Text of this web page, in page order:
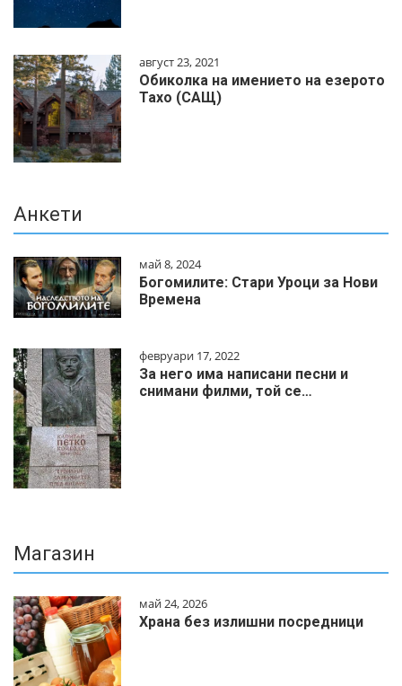
август 23, 2021
Обиколка на имението на езерото
Тахо (САЩ)
Анкети
май 8, 2024
Богомилите: Стари Уроци за Нови
Времена
февруари 17, 2022
За него има написани песни и
снимани филми, той се…
Магазин
май 24, 2026
Храна без излишни посредници